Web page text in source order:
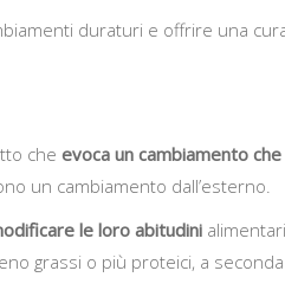
duraturi e offrire una
che evoca un cambiamento
un cambiamento dall’esterno.
le loro abitudini
grassi o più proteici, a